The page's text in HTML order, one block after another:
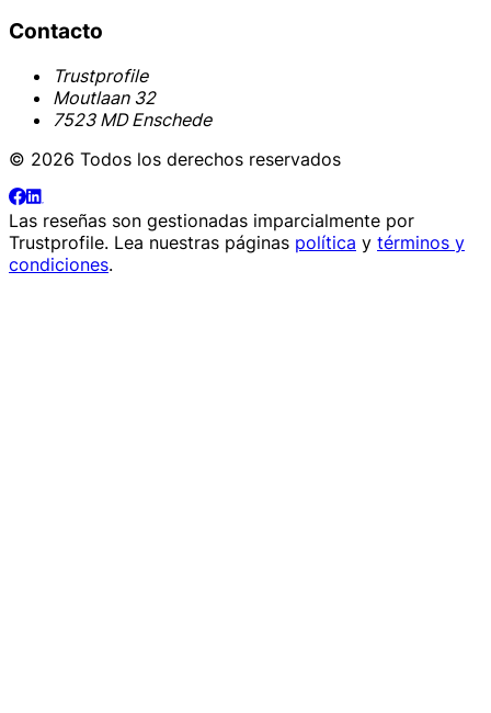
Contacto
Trustprofile
Moutlaan 32
7523 MD Enschede
© 2026 Todos los derechos reservados
Las reseñas son gestionadas imparcialmente por
Trustprofile. Lea nuestras páginas política y términos y
condiciones.